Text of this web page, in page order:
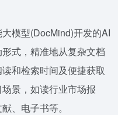
模型(DocMind)开发的AI
式，精准地从复杂文档
和检索时间及便捷获取
景，如读行业市场报
、电子书等。